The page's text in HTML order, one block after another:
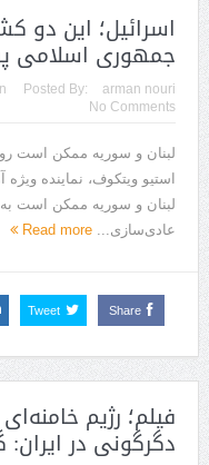
اسرائیل؛ این دو
جمهوری اسلامی
Posted By: arman nouri
No Comments
لبنان و سوریه ممکن است
استیو ویتکوف، نماینده
لبنان و سوریه ممکن است
عادی‌سازی... Read more
Share
Tweet
فیلم؛ رژیم
دگرگونی در